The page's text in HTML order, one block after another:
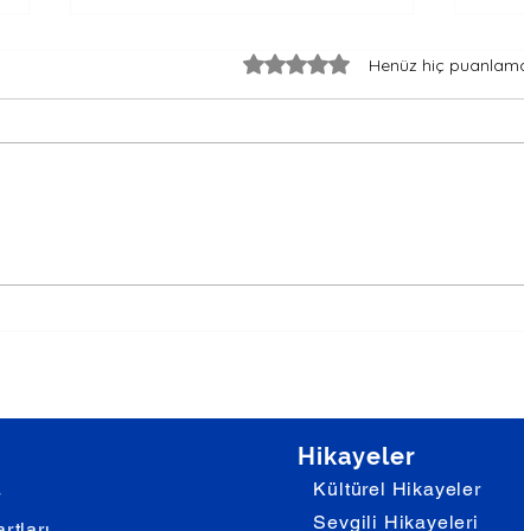
Bayramlarda Uzakta Olmak
- Rusça Diyalog
5 üzerinden 0 yıldızHenüz hiç
Hikayeler
Kültürel Hikayeler
Sevgili Hikayeleri